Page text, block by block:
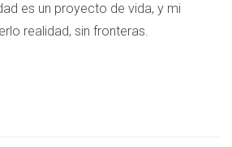
en fraudes o derechos del
es un proyecto de vida, y mi
realidad, sin fronteras.